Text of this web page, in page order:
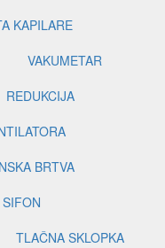
KAPILARE
VAKUMETAR
REDUKCIJA
BRTVA
SIFON
TLAČNA SKLOPKA